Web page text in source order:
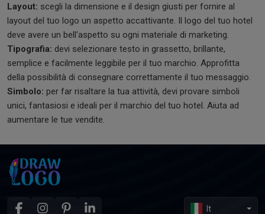
Layout: scegli la dimensione e il design giusti per fornire al
layout del tuo logo un aspetto accattivante. Il logo del tuo hotel
deve avere un bell'aspetto su ogni materiale di marketing.
Tipografia: devi selezionare testo in grassetto, brillante,
semplice e facilmente leggibile per il tuo marchio. Approfitta
della possibilità di consegnare correttamente il tuo messaggio.
Simbolo: per far risaltare la tua attività, devi provare simboli
unici, fantasiosi e ideali per il marchio del tuo hotel. Aiuta ad
aumentare le tue vendite.
It